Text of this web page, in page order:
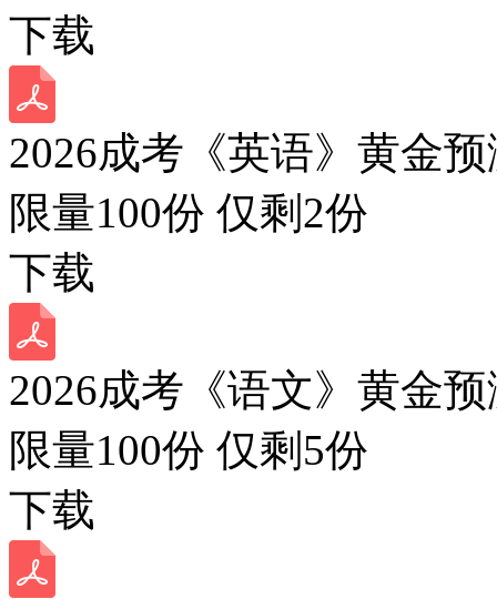
下载
2026成考《英语》黄金
限量100份 仅剩 2份
下载
2026成考《语文》黄金
限量100份 仅剩 5份
下载